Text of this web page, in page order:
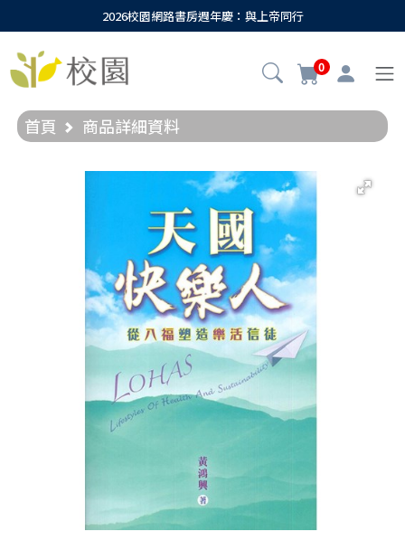
2026校園網路書房週年慶：與上帝同行
0
首頁 商品詳細資料